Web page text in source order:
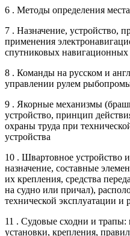
6 . Методы определения
7 . Назначение, устройство,
применения
спутниковых навигационных
8 . Команды на русском и
управлении рулем
9 . Якорные механизмы
устройство, принцип
охраны труда при
устройства
10 . Швартовное устройство
назначение, составные
их крепления, средства
на судно или причал),
технической эксплуатации и
11 . Судовые сходни и трапы:
установки, крепления,